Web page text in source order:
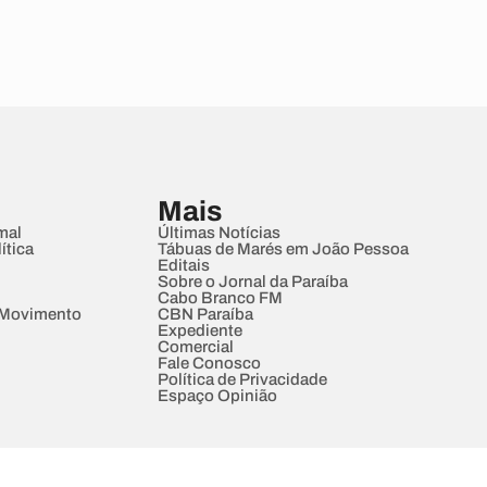
Mais
Últimas Notícias
Tábuas de Marés em João Pessoa
Editais
Sobre o Jornal da Paraíba
Cabo Branco FM
CBN Paraíba
Expediente
Comercial
Fale Conosco
Política de Privacidade
Espaço Opinião